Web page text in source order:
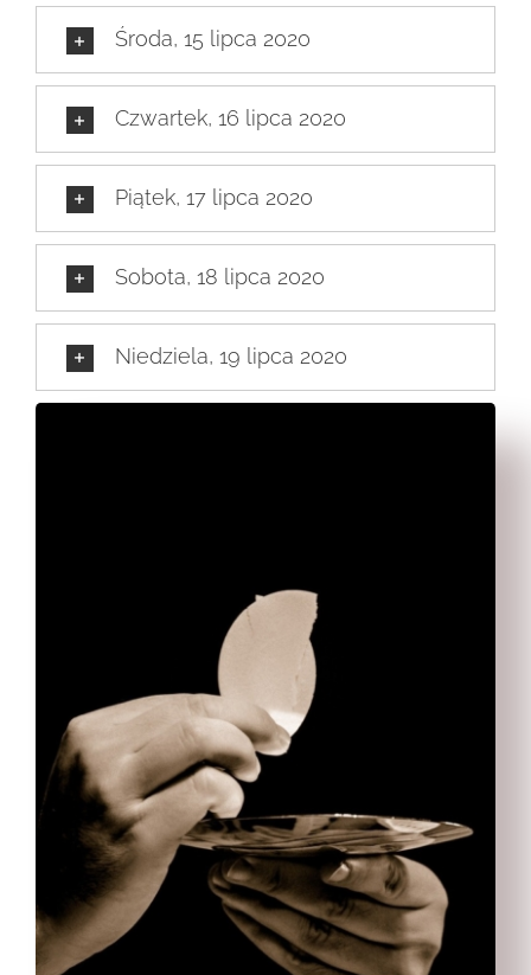
Środa, 15 lipca 2020
Czwartek, 16 lipca 2020
Piątek, 17 lipca 2020
Sobota, 18 lipca 2020
Niedziela, 19 lipca 2020